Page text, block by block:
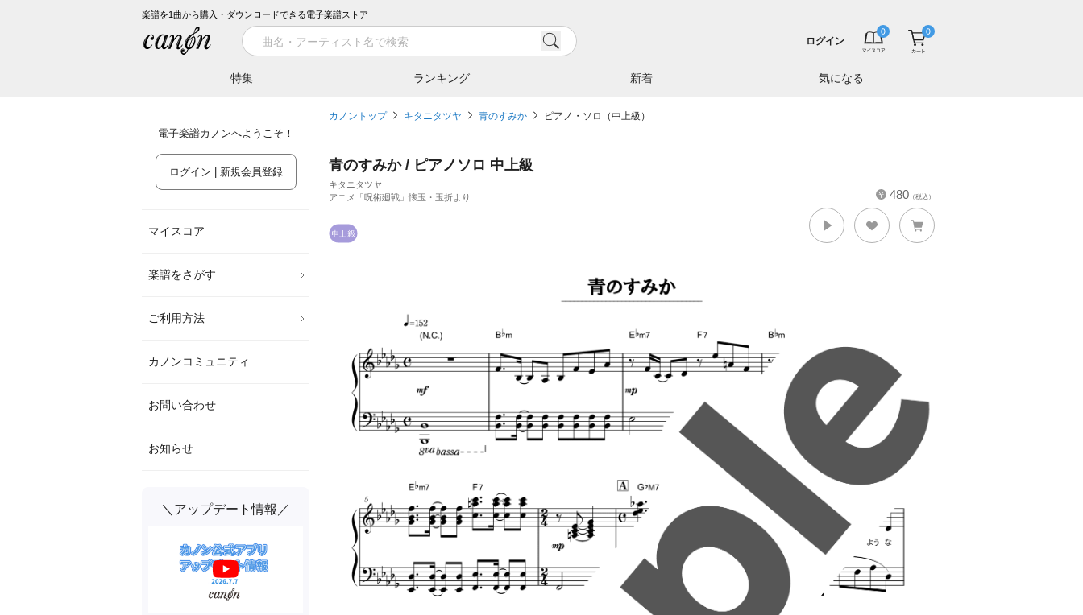
楽譜を1曲から購入・ダウンロードできる電子楽譜ストア
特集 ランキング 新着 気になる
ログイン
電子楽譜カノンへようこそ！
ログイン | 新規会員登録
マイスコア
楽譜をさがす
ご利用方法
カノンコミュニティ
お問い合わせ
お知らせ
＼アップデート情報／
カノントップ キタニタツヤ 青のすみか ピアノ・ソロ（中上級）
青のすみか / ピアノソロ 中上級
キタニタツヤ
アニメ「呪術廻戦」懐玉・玉折より
480 （税込）